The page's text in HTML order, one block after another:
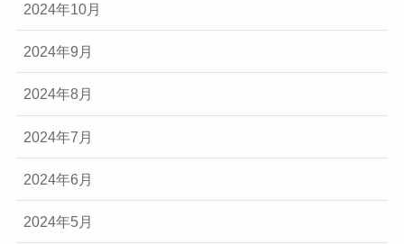
2024年10月
2024年9月
2024年8月
2024年7月
2024年6月
2024年5月